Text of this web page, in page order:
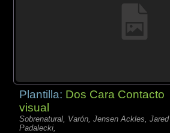
Plantilla: Dos Cara Contacto
visual
Sobrenatural, Varón, Jensen Ackles, Jared
Padalecki,